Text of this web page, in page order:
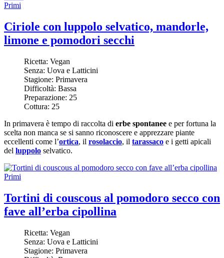
Primi
Ciriole con luppolo selvatico, mandorle,
limone e pomodori secchi
Ricetta: Vegan
Senza: Uova e Latticini
Stagione: Primavera
Difficoltà: Bassa
Preparazione: 25
Cottura: 25
In primavera è tempo di raccolta di erbe spontanee e per fortuna la
scelta non manca se si sanno riconoscere e apprezzare piante
eccellenti come l’ortica, il rosolaccio, il tarassaco e i getti apicali
del luppolo selvatico.
Primi
Tortini di couscous al pomodoro secco con
fave all’erba cipollina
Ricetta: Vegan
Senza: Uova e Latticini
Stagione: Primavera